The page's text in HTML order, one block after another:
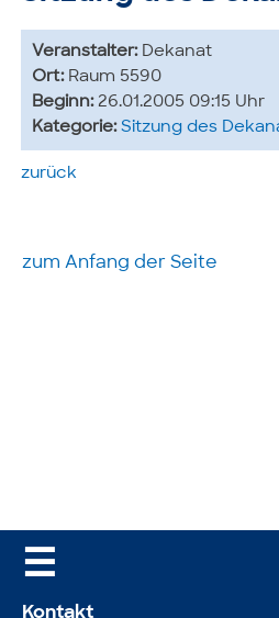
Veranstalter: Dekanat
Ort: Raum 5590
Beginn: 26.01.2005 09:15 Uhr
Kategorie: Sitzung des
zurück
zum Anfang der Seite
☰
Kontakt